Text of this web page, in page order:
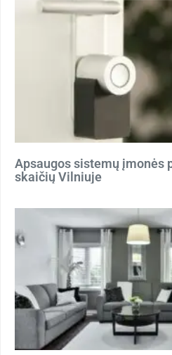
Apsaugos sistemų įmonės
skaičių Vilniuje